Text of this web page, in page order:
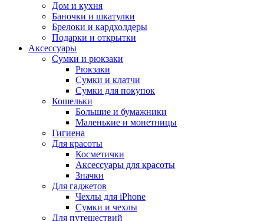
Дом и кухня
Баночки и шкатулки
Брелоки и кардхолдеры
Подарки и открытки
Аксессуары
Сумки и рюкзаки
Рюкзаки
Сумки и клатчи
Сумки для покупок
Кошельки
Большие и бумажники
Маленькие и монетницы
Гигиена
Для красоты
Косметички
Аксессуары для красоты
Значки
Для гаджетов
Чехлы для iPhone
Сумки и чехлы
Для путешествий